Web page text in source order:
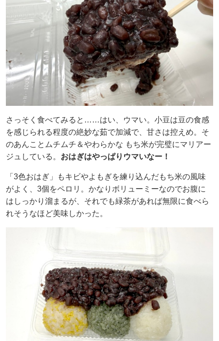
さっそく食べてみると……はい、ウマい。小豆は豆の食感
を感じられる程度の絶妙な茹で加減で、甘さは控えめ。そ
のあんことムチムチ＆やわらかな もち米が完璧にマリアー
ジュしている。 おはぎはやっぱりウマいなー！
「3色おはぎ」もキビやよもぎを練り込んだもち米の風味
がよく、3個をペロリ。かなりボリューミーなのでお腹に
はしっかり溜まるが、それでも緑茶があれば無限に食べら
れそうなほど美味しかった。